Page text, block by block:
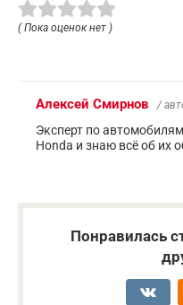
( Пока оценок нет )
Алексей Смирнов /
Эксперт по
Honda и знаю всё об их
Понравилась